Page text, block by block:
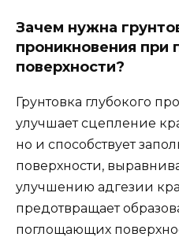
Зачем нужна
проникновения при
поверхности?
Грунтовка глубокого
улучшает сцепление
но и способствует
поверхности,
улучшению адгезии
предотвращает
поглощающих